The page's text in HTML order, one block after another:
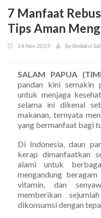
7 Manfaat
Tips Aman
14 Nov 2025 by Redaksi
SALAM PAPUA
pandan kini semakin
untuk menjaga
selama ini dikenal
makanan, ternyata
yang bermanfaat bagi
Di Indonesia, daun
kerap dimanfaatkan
alami untuk
mengandung
vitamin, dan
memberikan
dikonsumsi dengan